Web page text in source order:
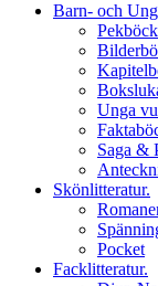
Barn- och
Unga
Saga &
Skönlitteratur.
Pocket
Facklitteratur.